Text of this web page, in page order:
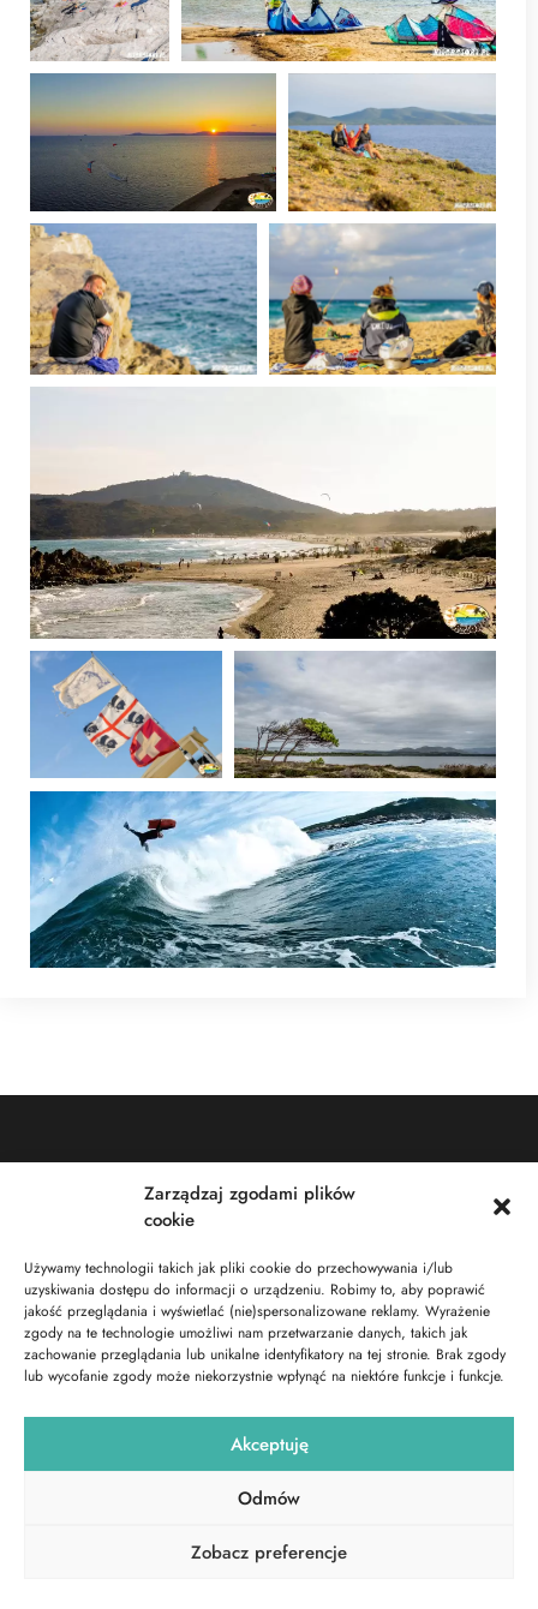
Zarządzaj zgodami plików
cookie
Używamy technologii takich jak pliki cookie do przechowywania i/lub
uzyskiwania dostępu do informacji o urządzeniu. Robimy to, aby poprawić
jakość przeglądania i wyświetlać (nie)spersonalizowane reklamy. Wyrażenie
zgody na te technologie umożliwi nam przetwarzanie danych, takich jak
zachowanie przeglądania lub unikalne identyfikatory na tej stronie. Brak zgody
lub wycofanie zgody może niekorzystnie wpłynąć na niektóre funkcje i funkcje.
Akceptuję
Odmów
Zobacz preferencje
Menu Oferta
Obozy studenckie